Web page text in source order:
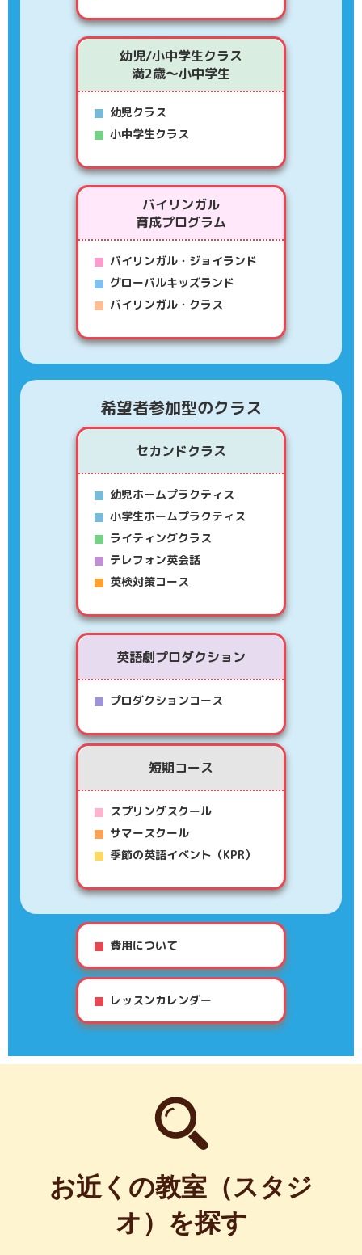
幼児/小中学生クラス
満2歳～小中学生
幼児クラス
小中学生クラス
バイリンガル
育成プログラム
バイリンガル・ジョイランド
グローバルキッズランド
バイリンガル・クラス
希望者参加型のクラス
セカンドクラス
幼児ホームプラクティス
小学生ホームプラクティス
ライティングクラス
テレフォン英会話
英検対策コース
英語劇プロダクション
プロダクションコース
短期コース
スプリングスクール
サマースクール
季節の英語イベント（KPR）
費用について
レッスンカレンダー
お近くの教室（スタジ
オ）を探す